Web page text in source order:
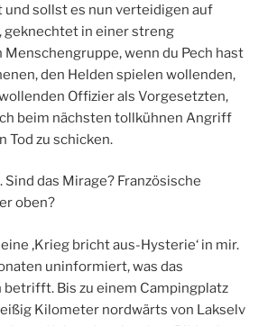
und sollst es nun verteidigen auf
geknechtet in einer streng
wenn du Pech hast
den Helden spielen wollenden,
Offizier als Vorgesetzten,
beim nächsten tollkühnen Angriff
Tod zu schicken.
das Mirage? Französische
oben?
‚Krieg bricht aus-Hysterie‘ in mir.
uninformiert, was das
Bis zu einem Campingplatz
Kilometer nordwärts von Lakselv